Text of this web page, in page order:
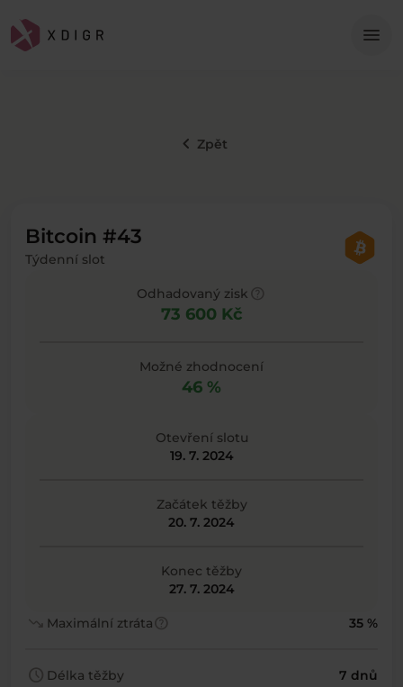
menu
keyboard_arrow_left Zpět
Bitcoin #43
Týdenní slot
Odhadovaný zisk
73 600 Kč
Možné zhodnocení
46 %
Otevření slotu
19. 7. 2024
Začátek těžby
20. 7. 2024
Konec těžby
27. 7. 2024
trending_down Maximální ztrátahelp 35 %
schedule Délka těžby 7 dnů